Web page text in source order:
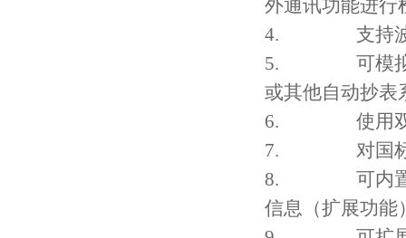
外通讯功能进行
4.
支持
5.
可模
或其他自动抄表
6.
使用
7.
对国
8.
可内
信息（扩展功能